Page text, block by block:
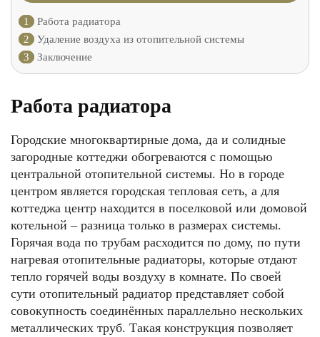
1
Работа радиатора
2
Удаление воздуха из отопительной системы
3
Заключение
Работа радиатора
Городские многоквартирные дома, да и солидные
загородные коттеджи обогреваются с помощью
центральной отопительной системы. Но в городе
центром является городская тепловая сеть, а для
коттеджа центр находится в поселковой или домовой
котельной – разница только в размерах системы.
Горячая вода по трубам расходится по дому, по пути
нагревая отопительные радиаторы, которые отдают
тепло горячей воды воздуху в комнате. По своей
сути отопительный радиатор представляет собой
совокупность соединённых параллельно нескольких
металлических труб. Такая конструкция позволяет